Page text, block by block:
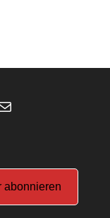
Mail
abonnieren